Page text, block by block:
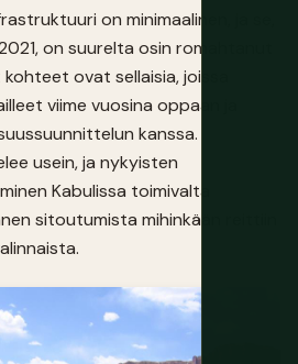
on minimaalinen, ja se,
on suurelta osin romahtanut
ovat sellaisia, joissa
viime vuosina oppaan ja
kanssa.
usein, ja nykyisten
Kabulissa toimivalta
sitoutumista mihinkään reittiin